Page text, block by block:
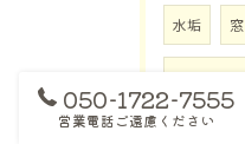
水垢 窓
マンション
050-1722-7555
営業電話ご遠慮ください